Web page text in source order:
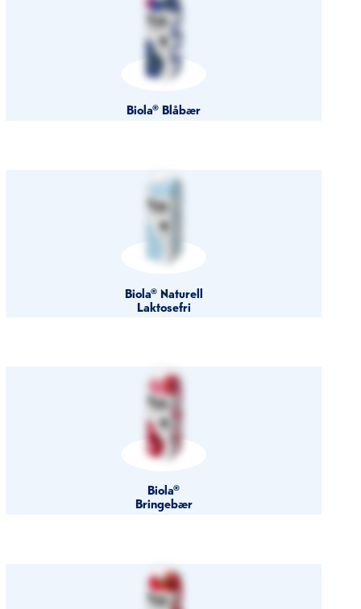
Biola® Blåbær
Biola® Naturell
Laktosefri
Biola®
Bringebær